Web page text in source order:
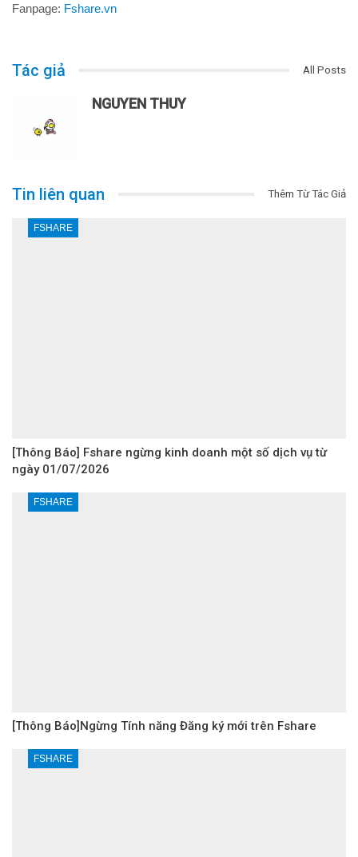
Fanpage: Fshare.vn
Tác giả All Posts
NGUYEN THUY
Tin liên quan Thêm Từ Tác Giả
FSHARE
[Thông Báo] Fshare ngừng kinh doanh một số dịch vụ từ
ngày 01/07/2026
FSHARE
[Thông Báo]Ngừng Tính năng Đăng ký mới trên Fshare
FSHARE